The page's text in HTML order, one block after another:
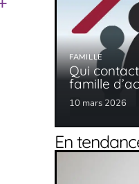
FAMILLE
Qui
famille
10 mars 2026
En